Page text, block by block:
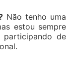
Não tenho uma
estou sempre
participando de